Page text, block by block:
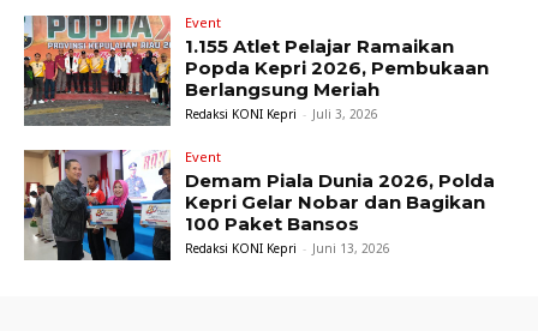
Event
1.155 Atlet Pelajar Ramaikan
Popda Kepri 2026, Pembukaan
Berlangsung Meriah
Redaksi KONI Kepri - Juli 3, 2026
Event
Demam Piala Dunia 2026, Polda
Kepri Gelar Nobar dan Bagikan
100 Paket Bansos
Redaksi KONI Kepri - Juni 13, 2026